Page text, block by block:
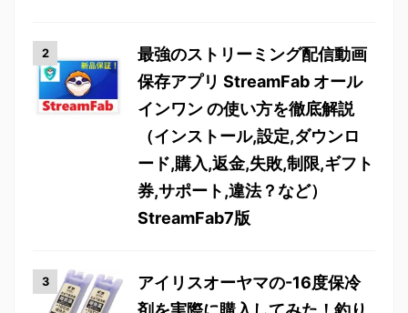
最強のストリーミング配信動画
保存アプリ StreamFab オール
インワン の使い方を徹底解説
（インストール,設定,ダウンロ
ード,購入,返金,失敗,制限,ギフト
券,サポート,違法？など）
StreamFab7版
アイリスオーヤマの-16度保冷